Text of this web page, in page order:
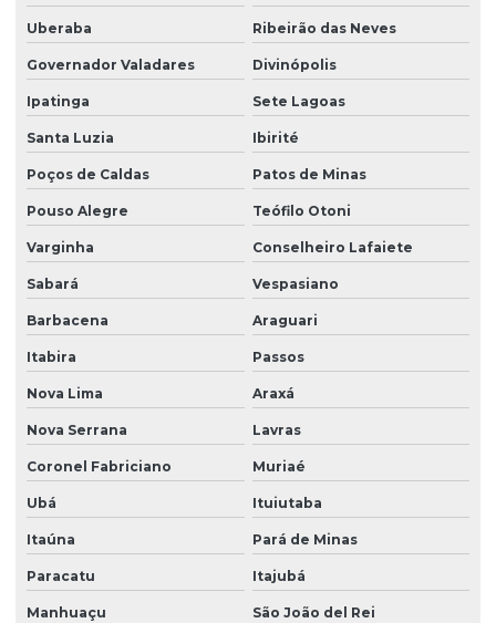
Uberaba Ribeirão das Neves
Governador Valadares Divinópolis
Ipatinga Sete Lagoas
Santa Luzia Ibirité
Poços de Caldas Patos de Minas
Pouso Alegre Teófilo Otoni
Varginha Conselheiro Lafaiete
Sabará Vespasiano
Barbacena Araguari
Itabira Passos
Nova Lima Araxá
Nova Serrana Lavras
Coronel Fabriciano Muriaé
Ubá Ituiutaba
Itaúna Pará de Minas
Paracatu Itajubá
Manhuaçu São João del Rei